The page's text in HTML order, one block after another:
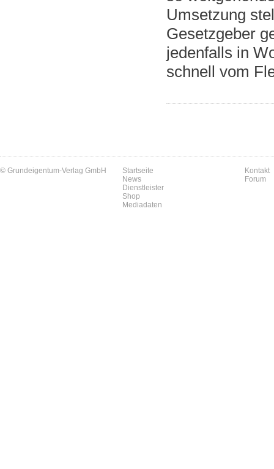
Umsetzung
Gesetzgeber
jedenfalls in
schnell vom
© Grundeigentum-Verlag GmbH
Startseite
News
Dienstleister
Shop
Mediadaten
Kontakt
Forum